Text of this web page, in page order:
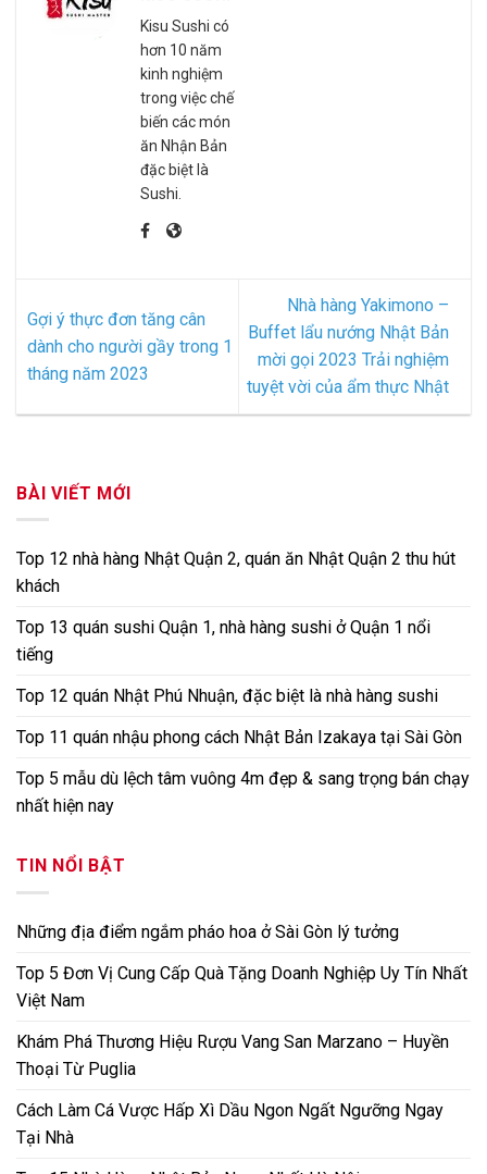
Kisu Sushi có
hơn 10 năm
kinh nghiệm
trong việc chế
biến các món
ăn Nhận Bản
đặc biệt là
Sushi.
Gợi ý thực đơn tăng cân
dành cho người gầy trong 1
tháng năm 2023
Nhà hàng Yakimono –
Buffet lẩu nướng Nhật Bản
mời gọi 2023 Trải nghiệm
tuyệt vời của ẩm thực Nhật
BÀI VIẾT MỚI
Top 12 nhà hàng Nhật Quận 2, quán ăn Nhật Quận 2 thu hút
khách
Top 13 quán sushi Quận 1, nhà hàng sushi ở Quận 1 nổi
tiếng
Top 12 quán Nhật Phú Nhuận, đặc biệt là nhà hàng sushi
Top 11 quán nhậu phong cách Nhật Bản Izakaya tại Sài Gòn
Top 5 mẫu dù lệch tâm vuông 4m đẹp & sang trọng bán chạy
nhất hiện nay
TIN NỔI BẬT
Những địa điểm ngắm pháo hoa ở Sài Gòn lý tưởng
Top 5 Đơn Vị Cung Cấp Quà Tặng Doanh Nghiệp Uy Tín Nhất
Việt Nam
Khám Phá Thương Hiệu Rượu Vang San Marzano – Huyền
Thoại Từ Puglia
Cách Làm Cá Vược Hấp Xì Dầu Ngon Ngất Ngưỡng Ngay
Tại Nhà